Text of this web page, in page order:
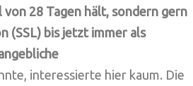
von 28 Tagen hält, sondern gern
(SSL) bis jetzt immer als
interessierte hier kaum. Die